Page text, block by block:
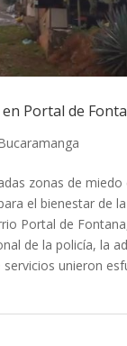
Portal de
zonas de miedo
el bienestar de
Portal de
de la policía, la
unieron